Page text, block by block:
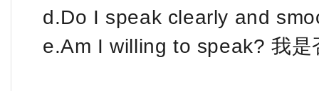
d.Do I speak clearly and
e.Am I willing to speak? 我是